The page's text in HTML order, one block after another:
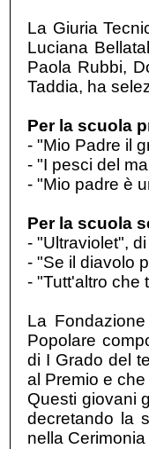
La Giuria
Luciana
Paola Rubbi,
Taddia, ha
Per la scuola
- "Mio Padre il
- "I pesci del
- "Mio padre è
Per la scuola
- "Ultraviolet",
- "Se il diavolo
- "Tutt'altro che
La
Popolare
di I Grado del
al Premio e
Questi giovani
decretando la
nella